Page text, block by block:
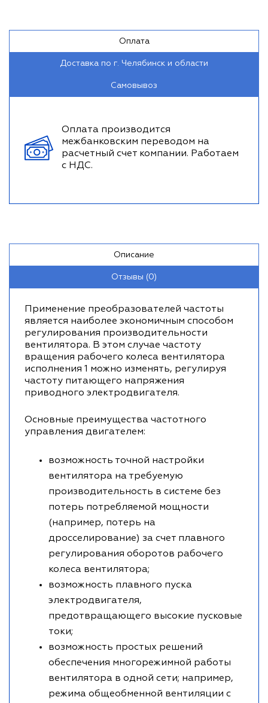
Оплата
Доставка по г. Челябинск и области
Самовывоз
Оплата производится
межбанковским переводом на
расчетный счет компании. Работаем
с НДС.
Описание
Отзывы (0)
Применение преобразователей частоты
является наиболее экономичным способом
регулирования производительности
вентилятора. В этом случае частоту
вращения рабочего колеса вентилятора
исполнения 1 можно изменять, регулируя
частоту питающего напряжения
приводного электродвигателя.
Основные преимущества частотного
управления двигателем:
возможность точной настройки
вентилятора на требуемую
производительность в системе без
потерь потребляемой мощности
(например, потерь на
дросселирование) за счет плавного
регулирования оборотов рабочего
колеса вентилятора;
возможность плавного пуска
электродвигателя,
предотвращающего высокие пусковые
токи;
возможность простых решений
обеспечения многорежимной работы
вентилятора в одной сети; например,
режима общеобменной вентиляции с